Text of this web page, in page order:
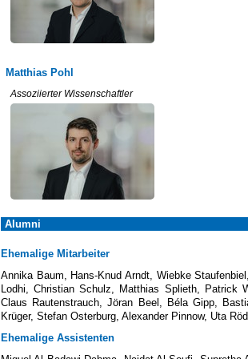
Matthias Pohl
Assoziierter Wissenschaftler
Alumni
Ehemalige Mitarbeiter
Annika Baum, Hans-Knud Arndt, Wiebke
Lodhi, Christian Schulz, Matthias Splieth, Patrick
Claus Rautenstrauch, Jöran Beel, Béla Gipp,
Krüger, Stefan Osterburg, Alexander Pinnow, Uta
Ehemalige Assistenten